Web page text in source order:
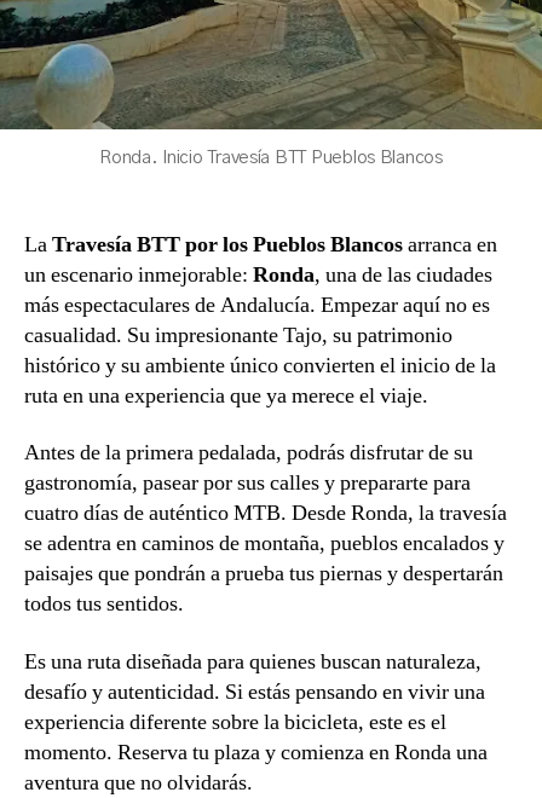
Ronda. Inicio Travesía BTT Pueblos Blancos
LaTravesía BTT por los Pueblos Blancosarranca en
un escenario inmejorable: Ronda, una de las ciudades
más espectaculares de Andalucía. Empezar aquí no es
casualidad. Su impresionante Tajo, su patrimonio
histórico y su ambiente único convierten el inicio de la
ruta en una experiencia que ya merece el viaje.
Antes de la primera pedalada, podrás disfrutar de su
gastronomía, pasear por sus calles y prepararte para
cuatro días de auténtico MTB. Desde Ronda, la travesía
se adentra en caminos de montaña, pueblos encalados y
paisajes que pondrán a prueba tus piernas y despertarán
todos tus sentidos.
Es una ruta diseñada para quienes buscan naturaleza,
desafío y autenticidad. Si estás pensando en vivir una
experiencia diferente sobre la bicicleta, este es el
momento. Reserva tu plaza y comienza en Ronda una
aventura que no olvidarás.